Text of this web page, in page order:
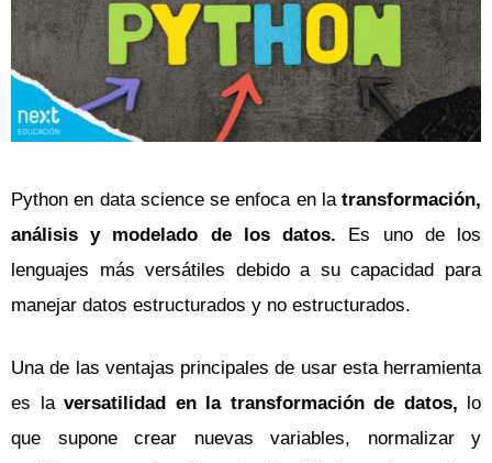
Python en data science se enfoca en latransformación,
análisis y modelado de los datos. Es uno de los
lenguajes más versátiles debido a su capacidad para
manejar datos estructurados y no estructurados.
Una de las ventajas principales de usar esta herramienta
es la versatilidad en la transformación de datos, lo
que supone crear nuevas variables, normalizar y